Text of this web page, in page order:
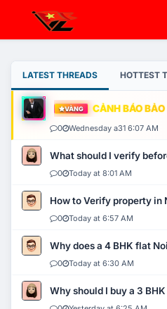
LATEST THREADS HOTTEST
VÀNG CẢNH BÁO
0 Wednesday a31 6:07 AM
What should I verify
0 Today at 8:01 AM
How to Verify property in
0 Today at 6:57 AM
Why does a 4 BHK flat
0 Today at 6:30 AM
Why should I buy a 3